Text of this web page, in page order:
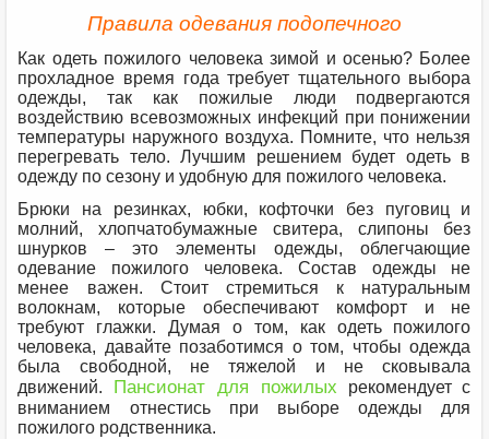
Правила одевания подопечного
Как одеть пожилого человека зимой и осенью? Более
прохладное время года требует тщательного выбора
одежды, так как пожилые люди подвергаются
воздействию всевозможных инфекций при понижении
температуры наружного воздуха. Помните, что нельзя
перегревать тело. Лучшим решением будет одеть в
одежду по сезону и удобную для пожилого человека.
Брюки на резинках, юбки, кофточки без пуговиц и
молний, хлопчатобумажные свитера, слипоны без
шнурков – это элементы одежды, облегчающие
одевание пожилого человека. Состав одежды не
менее важен. Стоит стремиться к натуральным
волокнам, которые обеспечивают комфорт и не
требуют глажки. Думая о том, как одеть пожилого
человека, давайте позаботимся о том, чтобы одежда
была свободной, не тяжелой и не сковывала
движений. Пансионат для пожилых рекомендует с
вниманием отнестись при выборе одежды для
пожилого родственника.